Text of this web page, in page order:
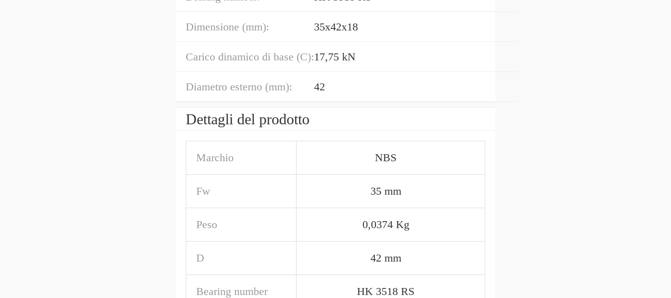
Dimensione (mm): 35x42x18
Carico dinamico di base (C):17,75 kN
Diametro esterno (mm): 42
Dettagli del prodotto
Marchio NBS
Fw 35 mm
Peso 0,0374 Kg
D 42 mm
Bearing number HK 3518 RS